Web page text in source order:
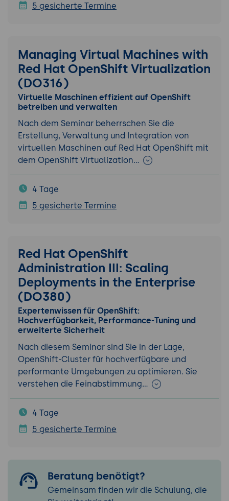
5 gesicherte Termine
Managing Virtual Machines with
Red Hat OpenShift Virtualization
(DO316)
Virtuelle Maschinen effizient auf OpenShift
betreiben und verwalten
Nach dem Seminar beherrschen Sie die
Erstellung, Verwaltung und Integration von
virtuellen Maschinen auf Red Hat OpenShift mit
dem OpenShift Virtualization…
4 Tage
5 gesicherte Termine
Red Hat OpenShift
Administration III: Scaling
Deployments in the Enterprise
(DO380)
Expertenwissen für OpenShift:
Hochverfügbarkeit, Performance-Tuning und
erweiterte Sicherheit
Nach diesem Seminar sind Sie in der Lage,
OpenShift-Cluster für hochverfügbare und
performante Umgebungen zu optimieren. Sie
verstehen die Feinabstimmung…
4 Tage
5 gesicherte Termine
Beratung benötigt?
Gemeinsam finden wir die Schulung, die